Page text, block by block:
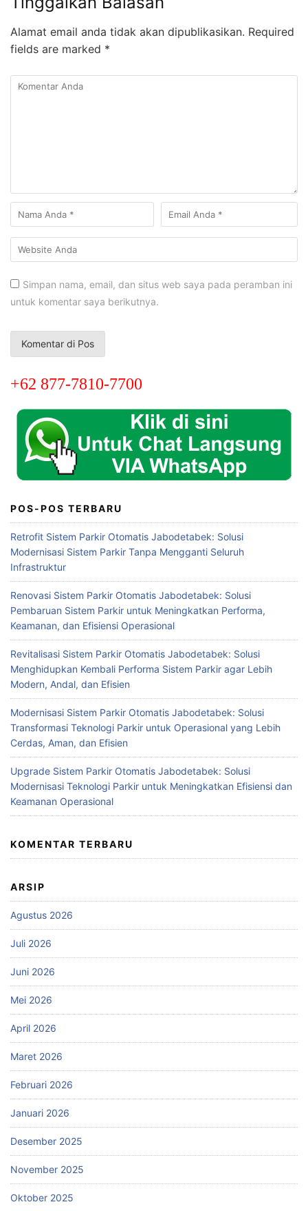
Alamat email anda tidak akan dipublikasikan. Required
fields are marked *
Simpan nama, email, dan situs web saya pada peramban ini
untuk komentar saya berikutnya.
+62 877-7810-7700
POS-POS TERBARU
Retrofit Sistem Parkir Otomatis Jabodetabek: Solusi
Modernisasi Sistem Parkir Tanpa Mengganti Seluruh
Infrastruktur
Renovasi Sistem Parkir Otomatis Jabodetabek: Solusi
Pembaruan Sistem Parkir untuk Meningkatkan Performa,
Keamanan, dan Efisiensi Operasional
Revitalisasi Sistem Parkir Otomatis Jabodetabek: Solusi
Menghidupkan Kembali Performa Sistem Parkir agar Lebih
Modern, Andal, dan Efisien
Modernisasi Sistem Parkir Otomatis Jabodetabek: Solusi
Transformasi Teknologi Parkir untuk Operasional yang Lebih
Cerdas, Aman, dan Efisien
Upgrade Sistem Parkir Otomatis Jabodetabek: Solusi
Modernisasi Teknologi Parkir untuk Meningkatkan Efisiensi dan
Keamanan Operasional
KOMENTAR TERBARU
ARSIP
Agustus 2026
Juli 2026
Juni 2026
Mei 2026
April 2026
Maret 2026
Februari 2026
Januari 2026
Desember 2025
November 2025
Oktober 2025